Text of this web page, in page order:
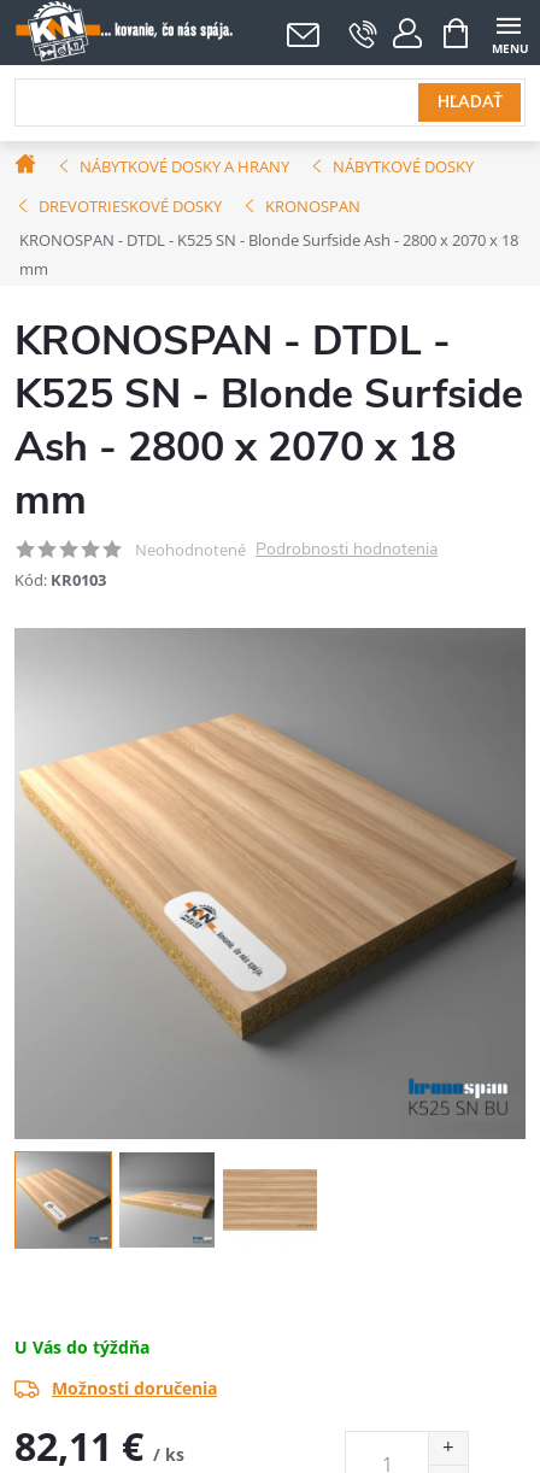
Prejsť
na
obsah
HĽADAŤ
NÁKUPNÝ
KOŠÍK
DomovNÁBYTKOVÉ DOSKY A HRANY
NÁBYTKOVÉ DOSKY
DREVOTRIESKOVÉ DOSKY
KRONOSPAN
KRONOSPAN - DTDL - K525 SN - Blonde Surfside Ash - 2800 x 2070 x 18
mm
KRONOSPAN - DTDL -
K525 SN - Blonde Surfside
Ash - 2800 x 2070 x 18
mm
Neohodnotené Podrobnosti hodnotenia
Kód: KR0103
U Vás do týždňa
Možnosti doručenia
82,11 € / ks